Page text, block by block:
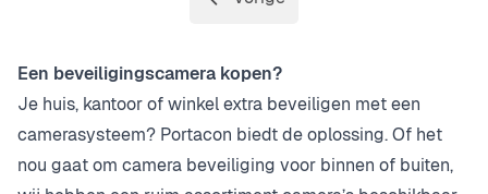
Pagina
Een beveiligingscamera kopen?
Je huis, kantoor of winkel extra beveiligen met een
camerasysteem? Portacon biedt de oplossing. Of het
nou gaat om camera beveiliging voor binnen of buiten,